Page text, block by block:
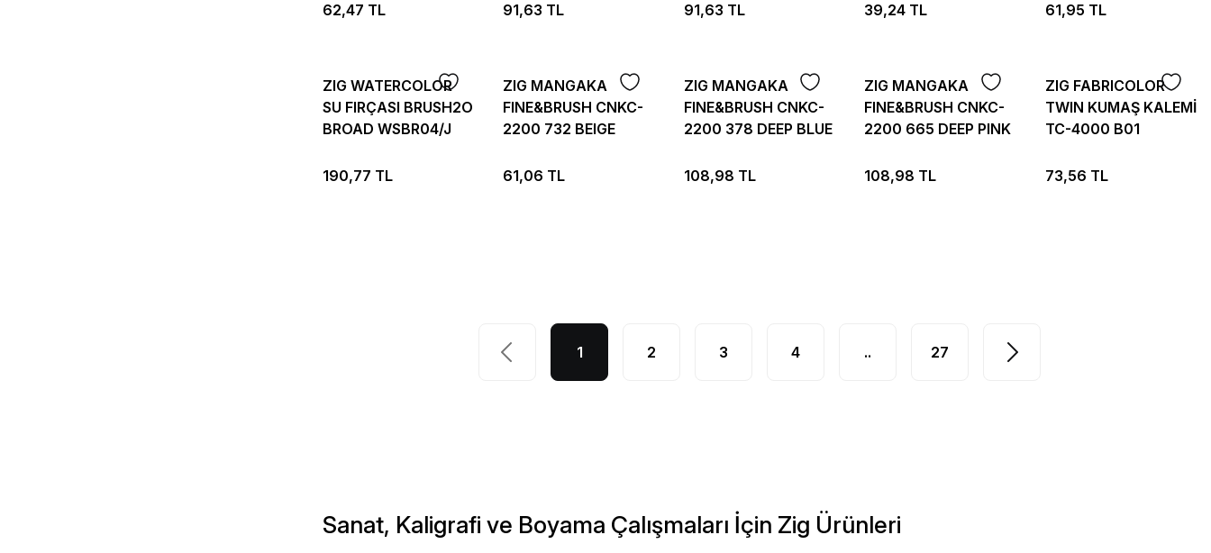
62,47 TL 91,63 TL 91,63 TL 39,24 TL 61,95 TL
ZIG WATERCOLOR
SU FIRÇASI BRUSH2O
BROAD WSBR04/J
190,77 TL
ZIG MANGAKA
FINE&BRUSH CNKC-
2200 732 BEIGE
61,06 TL
ZIG MANGAKA
FINE&BRUSH CNKC-
2200 378 DEEP BLUE
108,98 TL
ZIG MANGAKA
FINE&BRUSH CNKC-
2200 665 DEEP PINK
108,98 TL
ZIG FABRICOLOR
TWIN KUMAŞ KALEMİ
TC-4000 B01
73,56 TL
1 2 3 4 .. 27
Sanat, Kaligrafi ve Boyama Çalışmaları İçin Zig Ürünleri